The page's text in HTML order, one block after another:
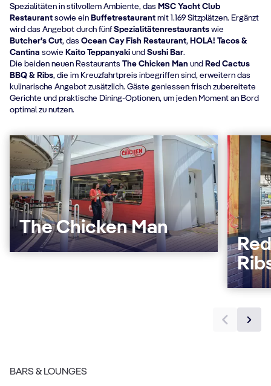
Spezialitäten in stilvollem Ambiente, das MSC Yacht Club
Restaurant sowie ein Buffetrestaurant mit 1.169 Sitzplätzen. Ergänzt
wird das Angebot durch fünfSpezialitätenrestaurants wie
Butcher’s Cut, das Ocean Cay Fish Restaurant, HOLA! Tacos &
Cantina sowie Kaito Teppanyaki und Sushi Bar.
Die beiden neuen Restaurants The Chicken Man und Red Cactus
BBQ & Ribs, die im Kreuzfahrtpreis inbegriffen sind, erweitern das
kulinarische Angebot zusätzlich. Gäste geniessen frisch zubereitete
Gerichte und praktische Dining-Optionen, um jeden Moment an Bord
optimal zu nutzen.
The Chicken Man
BARS & LOUNGES